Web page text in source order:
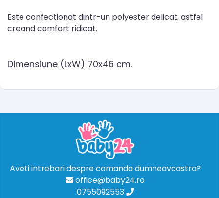
Este confectionat dintr-un polyester delicat, astfel
creand comfort ridicat.
Dimensiune (LxW) 70x46 cm.
Aveti intrebari despre comanda dumneavoastra?
office@baby24.ro
0755092553